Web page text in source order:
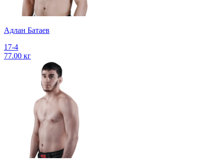
Адлан Батаев
17-4
77.00 кг